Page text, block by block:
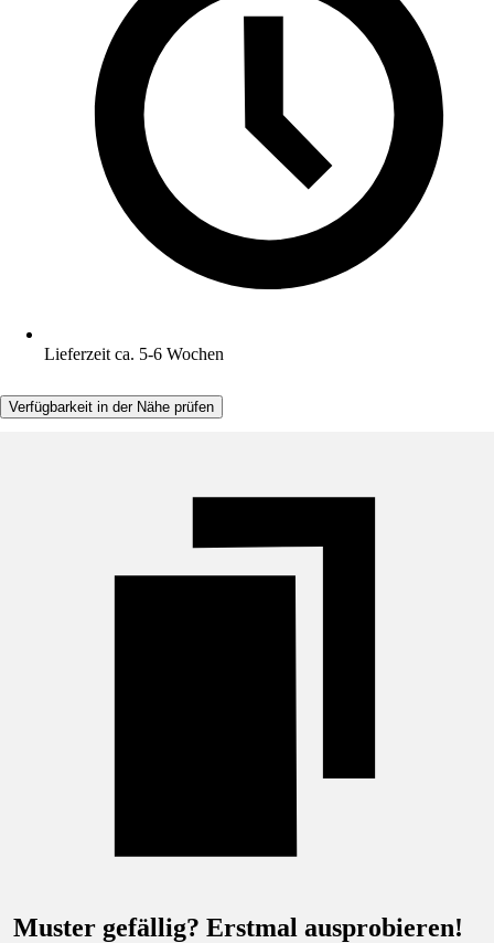
Lieferzeit ca. 5-6 Wochen
Verfügbarkeit in der Nähe prüfen
Muster gefällig? Erstmal ausprobieren!